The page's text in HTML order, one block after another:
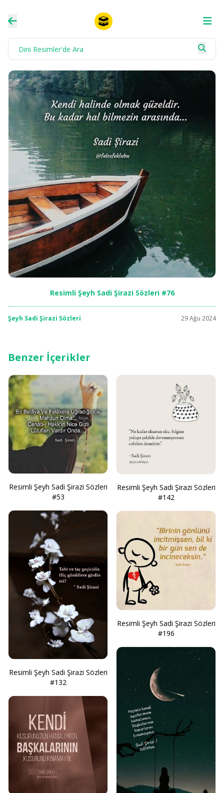
Resimli Şeyh Sadi Şirazi Sözleri #76
Şeyh Sadi Şirazi Sözleri 29 Ağu 2024
Benzer İçerikler
Resimli Şeyh Sadi Şirazi Sözleri
#53
Resimli Şeyh Sadi Şirazi Sözleri
#132
Resimli Şeyh Sadi Şirazi Sözleri
#142
Resimli Şeyh Sadi Şirazi Sözleri
#196